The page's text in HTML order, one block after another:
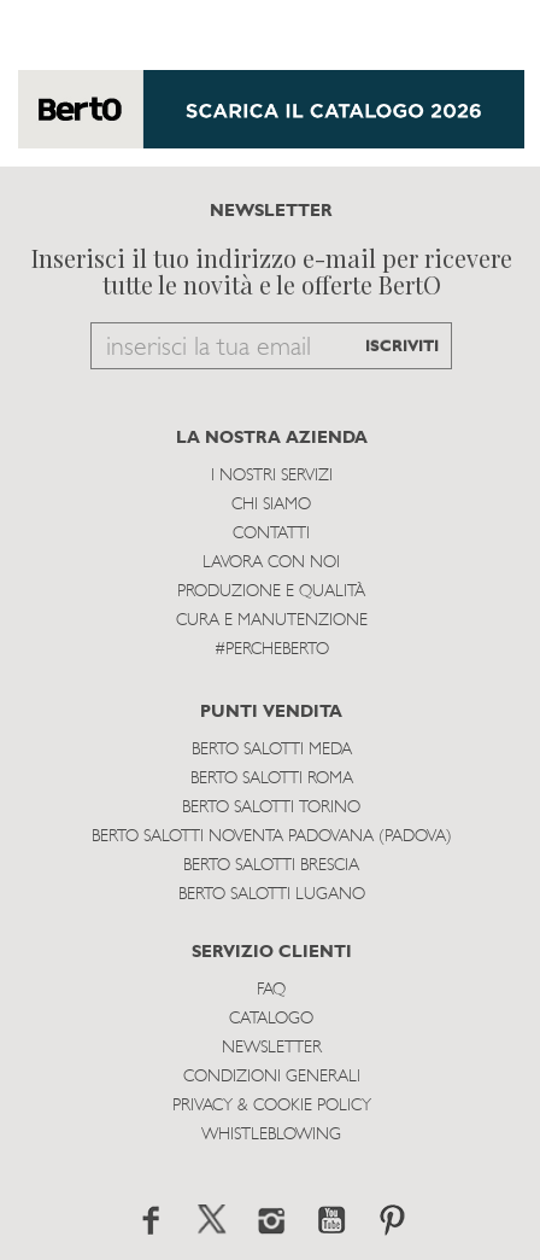
NEWSLETTER
Inserisci il tuo indirizzo e-mail per ricevere
tutte le novità e le offerte BertO
Email
subscribe
ISCRIVITI
LA NOSTRA AZIENDA
I NOSTRI SERVIZI
CHI SIAMO
CONTATTI
LAVORA CON NOI
PRODUZIONE E QUALITÀ
CURA E MANUTENZIONE
#PERCHEBERTO
PUNTI VENDITA
BERTO SALOTTI MEDA
BERTO SALOTTI ROMA
BERTO SALOTTI TORINO
BERTO SALOTTI NOVENTA PADOVANA (PADOVA)
BERTO SALOTTI BRESCIA
BERTO SALOTTI LUGANO
SERVIZIO CLIENTI
FAQ
CATALOGO
NEWSLETTER
CONDIZIONI GENERALI
PRIVACY & COOKIE POLICY
WHISTLEBLOWING